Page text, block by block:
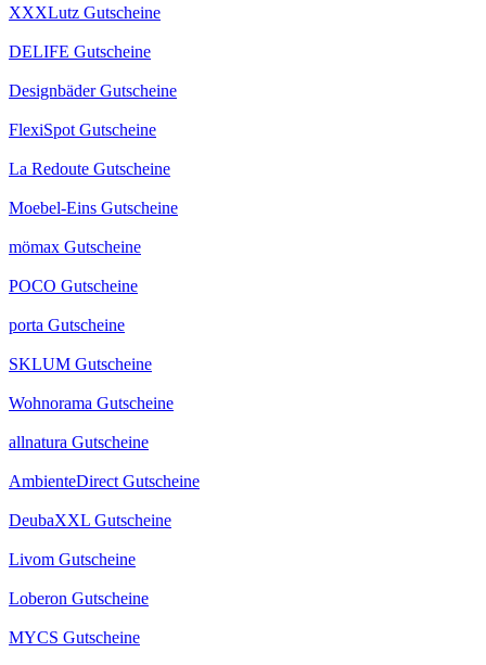
XXXLutz Gutscheine
DELIFE Gutscheine
Designbäder Gutscheine
FlexiSpot Gutscheine
La Redoute Gutscheine
Moebel-Eins Gutscheine
mömax Gutscheine
POCO Gutscheine
porta Gutscheine
SKLUM Gutscheine
Wohnorama Gutscheine
allnatura Gutscheine
AmbienteDirect Gutscheine
DeubaXXL Gutscheine
Livom Gutscheine
Loberon Gutscheine
MYCS Gutscheine